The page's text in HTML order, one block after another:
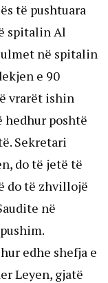
të pushtuara
spitalin Al
në spitalin
e 90
vrarët ishin
hedhur poshtë
Sekretari
do të jetë të
do të zhvillojë
në
edhe shefja e
Leyen, gjatë